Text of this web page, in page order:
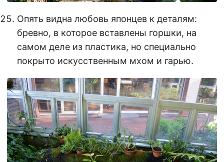
Опять видна любовь японцев к деталям:
бревно, в которое вставлены горшки, на
самом деле из пластика, но специально
покрыто искусственным мхом и гарью.